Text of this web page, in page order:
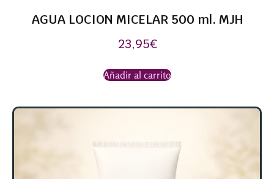
AGUA LOCION MICELAR 500 ml. MJH
23,95€
Añadir al carrito